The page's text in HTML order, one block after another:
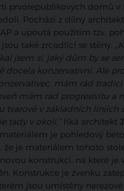
prvorepublikových domů v
Pochází z dílny
a upoutá použitím tzv.
také zrcadlící se stěny.
jsem si, jaký dům by se
docela konzervativní. Ale
mám rád
mám rád progresivitu a
tvarově v základních liniích
tady v okolí,“ říká architekt
je pohledový
že je materiálem tohoto
konstrukci, na které je
Konstrukce je zvenku
jsou umístěny